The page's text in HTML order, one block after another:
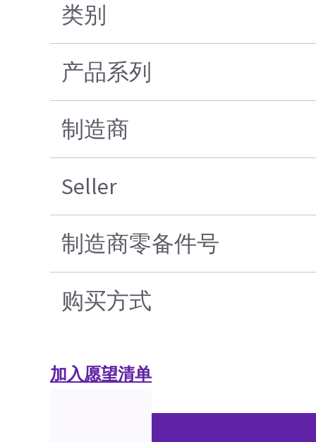
类别
产品系列
制造商
Seller
制造商零备件号
购买方式
加入愿望清单